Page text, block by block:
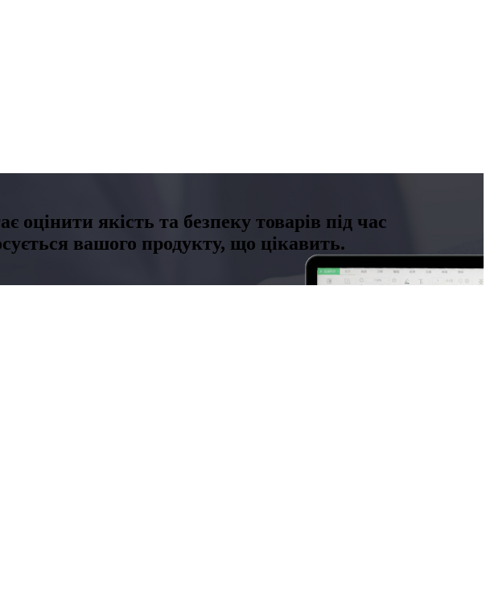
оцінити якість та безпеку товарів під час
вашого продукту, що цікавить.